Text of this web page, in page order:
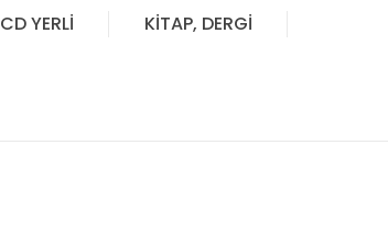
CD YERLİ KİTAP, DERGİ